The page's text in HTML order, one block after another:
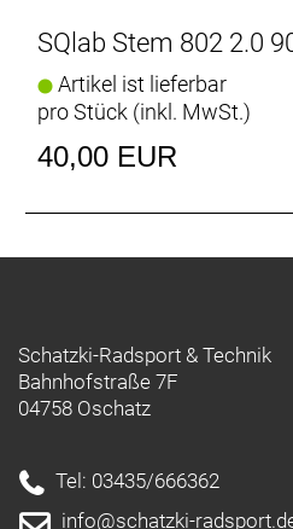
SQlab Stem 802 2.0
Artikel ist lieferbar
pro Stück (inkl. MwSt.)
40,00 EUR
Schatzki-Radsport & Technik
Bahnhofstraße 7F
04758 Oschatz
Tel: 03435/666362
info@schatzki-